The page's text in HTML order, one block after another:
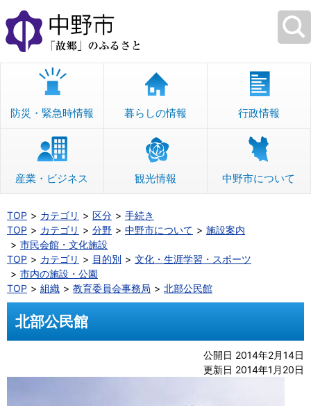
本
文
へ
移
防災・緊急時情報 暮らしの情報 行政情報
産業・ビジネス 観光情報 中野市について
TOP カテゴリ 区分
手続き
TOP
カテゴリ 分野 中野市について
施設案内
市民会館・文化施設
TOP
カテゴリ 目的別
文化・生涯学習・スポーツ
市内の施設・公園
TOP
組織 教育委員会事務局 北部公民館
北部公民館
公開日 2014年2月14日
更新日 2014年1月20日